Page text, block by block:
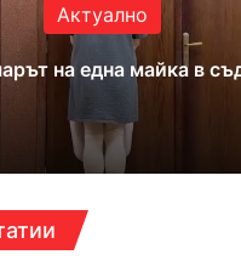
Актуално
на една майка в